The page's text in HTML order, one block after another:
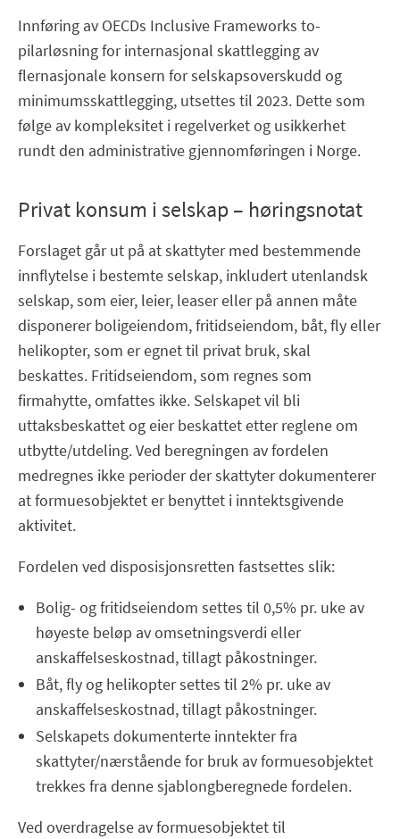
Innføring av OECDs Inclusive Frameworks to-
pilarløsning for internasjonal skattlegging av
flernasjonale konsern for selskapsoverskudd og
minimumsskattlegging, utsettes til 2023. Dette som
følge av kompleksitet i regelverket og usikkerhet
rundt den administrative gjennomføringen i Norge.
Privat konsum i selskap – høringsnotat
Forslaget går ut på at skattyter med bestemmende
innflytelse i bestemte selskap, inkludert utenlandsk
selskap, som eier, leier, leaser eller på annen måte
disponerer boligeiendom, fritidseiendom, båt, fly eller
helikopter, som er egnet til privat bruk, skal
beskattes. Fritidseiendom, som regnes som
firmahytte, omfattes ikke. Selskapet vil bli
uttaksbeskattet og eier beskattet etter reglene om
utbytte/utdeling. Ved beregningen av fordelen
medregnes ikke perioder der skattyter dokumenterer
at formuesobjektet er benyttet i inntektsgivende
aktivitet.
Fordelen ved disposisjonsretten fastsettes slik:
Bolig- og fritidseiendom settes til 0,5% pr. uke av
høyeste beløp av omsetningsverdi eller
anskaffelseskostnad, tillagt påkostninger.
Båt, fly og helikopter settes til 2% pr. uke av
anskaffelseskostnad, tillagt påkostninger.
Selskapets dokumenterte inntekter fra
skattyter/nærstående for bruk av formuesobjektet
trekkes fra denne sjablongberegnede fordelen.
Ved overdragelse av formuesobjektet til